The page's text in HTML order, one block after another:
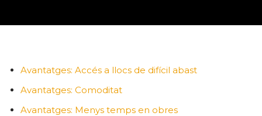
Avantatges: Accés a llocs de difícil abast
Avantatges: Comoditat
Avantatges: Menys temps en obres